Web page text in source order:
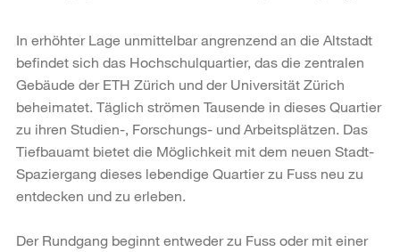
In erhöhter Lage unmittelbar angrenzend an die Altstadt
befindet sich das Hochschulquartier, das die zentralen
Gebäude der ETH Zürich und der Universität Zürich
beheimatet. Täglich strömen Tausende in dieses Quartier
zu ihren Studien-, Forschungs- und Arbeitsplätzen. Das
Tiefbauamt bietet die Möglichkeit mit dem neuen Stadt-
Spaziergang dieses lebendige Quartier zu Fuss neu zu
entdecken und zu erleben.
Der Rundgang beginnt entweder zu Fuss oder mit einer